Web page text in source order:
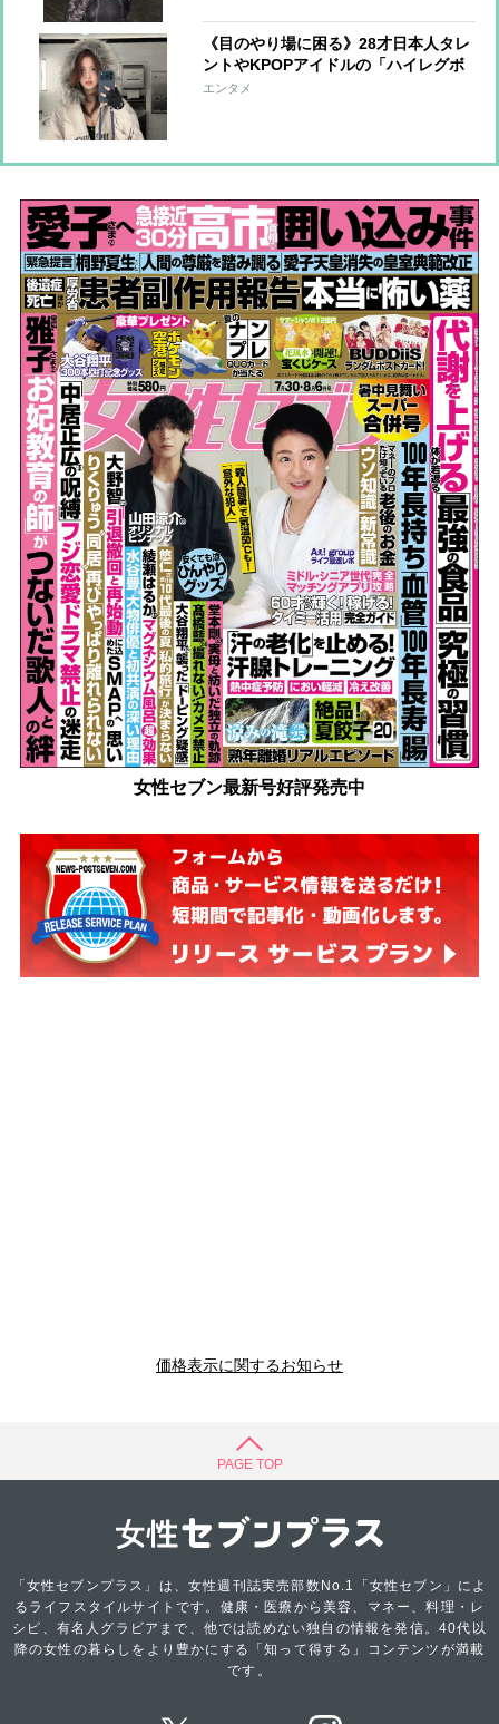
《目のやり場に困る》28才日本人タレ
ントやKPOPアイドルの「ハイレグボ
ディスーツ」に賛否、実は「性的な意
エンタメ
女性セブン最新号好評発売中
価格表示に関するお知らせ
PAGE TOP
「女性セブンプラス」は、女性週刊誌実売部数No.1「女性セブン」によ
るライフスタイルサイトです。健康・医療から美容、マネー、料理・レ
シピ、有名人グラビアまで、他では読めない独自の情報を発信。40代以
降の女性の暮らしをより豊かにする「知って得する」コンテンツが満載
です。